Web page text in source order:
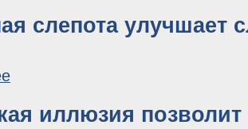
слепота улучшает
иллюзия